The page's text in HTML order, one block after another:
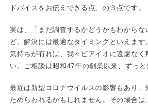
ドバイスをお伝えできる点、の３点です。
実は、「まだ調査するかどうかもわからな
ど、解決には最適なタイミングといえます
気持ちが有れば、我々ピアイオに遠慮なく
い。ご相談は昭和47年の創業以来、ずっと
最近は新型コロナウイルスの影響もあり、
ためらわれるかもしれません。その場合は